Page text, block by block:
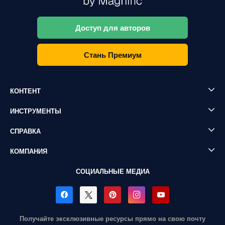
Доступ для авторов
Стань Премиум
КОНТЕНТ
ИНСТРУМЕНТЫ
СПРАВКА
КОМПАНИЯ
СОЦИАЛЬНЫЕ МЕДИА
Получайте эксклюзивные ресурсы прямо на свою почту